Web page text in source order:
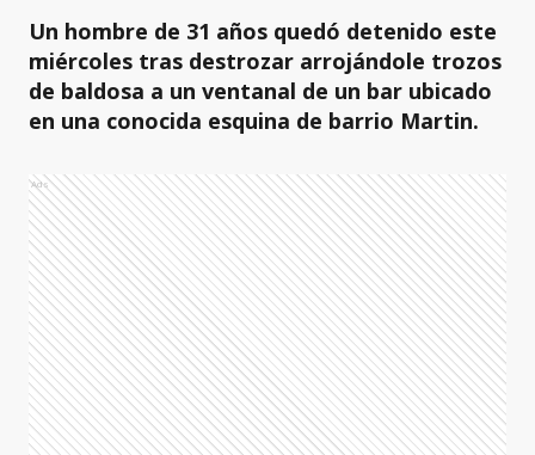
Un hombre de 31 años quedó detenido este
miércoles tras destrozar arrojándole trozos
de baldosa a un ventanal de un bar ubicado
en una conocida esquina de barrio Martin.
Ads